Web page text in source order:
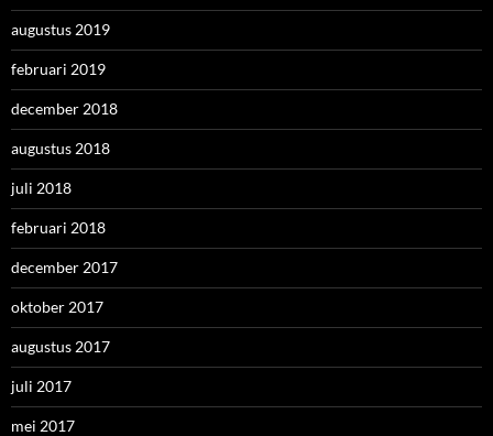
augustus 2019
februari 2019
december 2018
augustus 2018
juli 2018
februari 2018
december 2017
oktober 2017
augustus 2017
juli 2017
mei 2017